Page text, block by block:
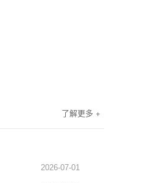
了解更多 +
2026-07-01